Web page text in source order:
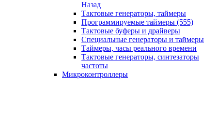
Назад
Тактовые генераторы, таймеры
Программируемые таймеры (555)
Тактовые буферы и драйверы
Специальные генераторы и таймеры
Таймеры, часы реального времени
Тактовые генераторы, синтезаторы
частоты
Микроконтроллеры